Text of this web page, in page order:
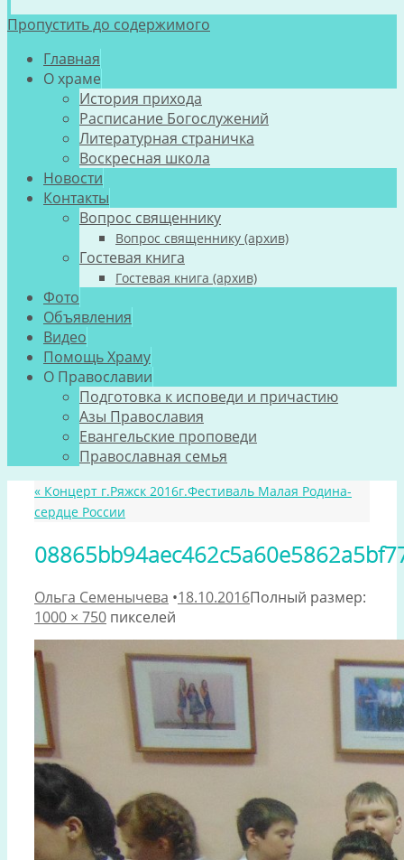
Пропустить до содержимого
Главная
О храме
История прихода
Расписание Богослужений
Литературная страничка
Воскресная школа
Новости
Контакты
Вопрос священнику
Вопрос священнику (архив)
Гостевая книга
Гостевая книга (архив)
Фото
Объявления
Видео
Помощь Храму
О Православии
Подготовка к исповеди и причастию
Азы Православия
Евангельские проповеди
Православная семья
« Концерт г.Ряжск 2016г.Фестиваль Малая Родина-
сердце России
Ольга Семенычева •18.10.2016Полный размер:
1000 × 750 пикселей